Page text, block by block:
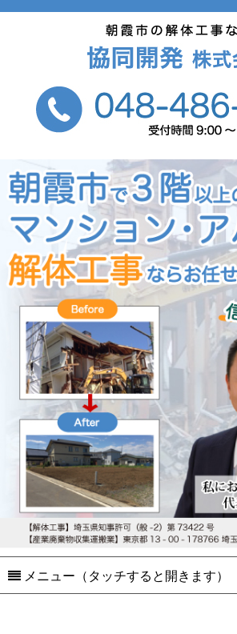
メニュー（タッチすると開きます）